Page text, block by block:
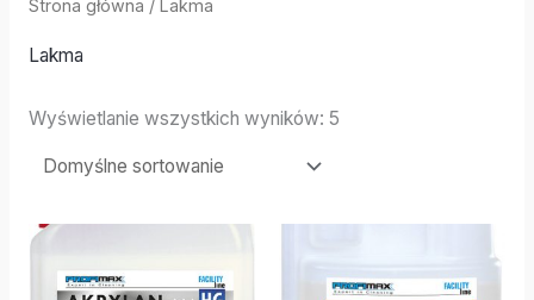
Strona główna / Lakma
Lakma
Wyświetlanie wszystkich wyników: 5